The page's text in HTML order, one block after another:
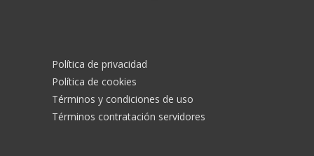
Política de privacidad
Política de cookies
Términos y condiciones de uso
Términos contratación servidores